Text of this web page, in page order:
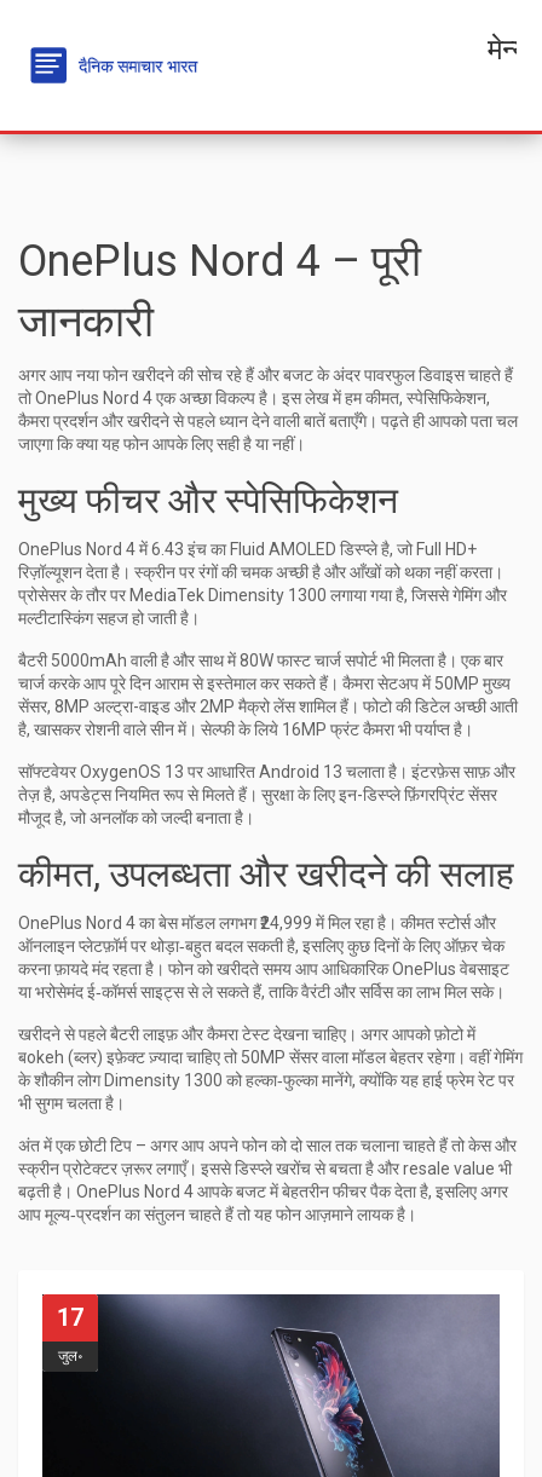
मेन्यू
OnePlus Nord 4 – पूरी
जानकारी
अगर आप नया फोन खरीदने की सोच रहे हैं और बजट के अंदर पावरफुल डिवाइस चाहते हैं
तो OnePlus Nord 4 एक अच्छा विकल्प है। इस लेख में हम कीमत, स्पेसिफिकेशन,
कैमरा प्रदर्शन और खरीदने से पहले ध्यान देने वाली बातें बताएँगे। पढ़ते ही आपको पता चल
जाएगा कि क्या यह फोन आपके लिए सही है या नहीं।
मुख्य फीचर और स्पेसिफिकेशन
OnePlus Nord 4 में 6.43 इंच का Fluid AMOLED डिस्प्ले है, जो Full HD+
रिज़ॉल्यूशन देता है। स्क्रीन पर रंगों की चमक अच्छी है और आँखों को थका नहीं करता।
प्रोसेसर के तौर पर MediaTek Dimensity 1300 लगाया गया है, जिससे गेमिंग और
मल्टीटास्किंग सहज हो जाती है।
बैटरी 5000mAh वाली है और साथ में 80W फास्ट चार्ज सपोर्ट भी मिलता है। एक बार
चार्ज करके आप पूरे दिन आराम से इस्तेमाल कर सकते हैं। कैमरा सेटअप में 50MP मुख्य
सेंसर, 8MP अल्ट्रा-वाइड और 2MP मैक्रो लेंस शामिल हैं। फोटो की डिटेल अच्छी आती
है, खासकर रोशनी वाले सीन में। सेल्फी के लिये 16MP फ्रंट कैमरा भी पर्याप्त है।
सॉफ्टवेयर OxygenOS 13 पर आधारित Android 13 चलाता है। इंटरफ़ेस साफ़ और
तेज़ है, अपडेट्स नियमित रूप से मिलते हैं। सुरक्षा के लिए इन-डिस्प्ले फ़िंगरप्रिंट सेंसर
मौजूद है, जो अनलॉक को जल्दी बनाता है।
कीमत, उपलब्धता और खरीदने की सलाह
OnePlus Nord 4 का बेस मॉडल लगभग ₹24,999 में मिल रहा है। कीमत स्टोर्स और
ऑनलाइन प्लेटफ़ॉर्म पर थोड़ा‑बहुत बदल सकती है, इसलिए कुछ दिनों के लिए ऑफ़र चेक
करना फ़ायदे मंद रहता है। फोन को खरीदते समय आप आधिकारिक OnePlus वेबसाइट
या भरोसेमंद ई‑कॉमर्स साइट्स से ले सकते हैं, ताकि वैरंटी और सर्विस का लाभ मिल सके।
खरीदने से पहले बैटरी लाइफ़ और कैमरा टेस्ट देखना चाहिए। अगर आपको फ़ोटो में
बokeh (ब्लर) इफ़ेक्ट ज़्यादा चाहिए तो 50MP सेंसर वाला मॉडल बेहतर रहेगा। वहीं गेमिंग
के शौकीन लोग Dimensity 1300 को हल्का‑फुल्का मानेंगे, क्योंकि यह हाई फ्रेम रेट पर
भी सुगम चलता है।
अंत में एक छोटी टिप – अगर आप अपने फोन को दो साल तक चलाना चाहते हैं तो केस और
स्क्रीन प्रोटेक्टर ज़रूर लगाएँ। इससे डिस्प्ले खरोंच से बचता है और resale value भी
बढ़ती है। OnePlus Nord 4 आपके बजट में बेहतरीन फीचर पैक देता है, इसलिए अगर
आप मूल्य‑प्रदर्शन का संतुलन चाहते हैं तो यह फोन आज़माने लायक है।
17
जुल॰